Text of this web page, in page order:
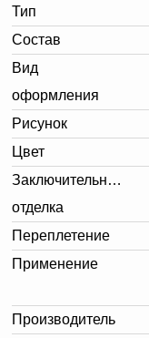
Тип
Состав
Вид
оформления
Рисунок
Цвет
Заключительная
отделка
Переплетение
Применение
Производитель